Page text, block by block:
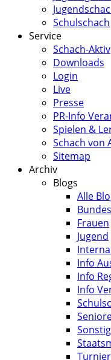
Schulschach
Service
Schach-Aktiv
Downloads
Login
Live
Presse
PR-Info
Spielen &
Schach von
Sitemap
Archiv
Blogs
Alle
Frauen
Jugend
Info
Info
Info